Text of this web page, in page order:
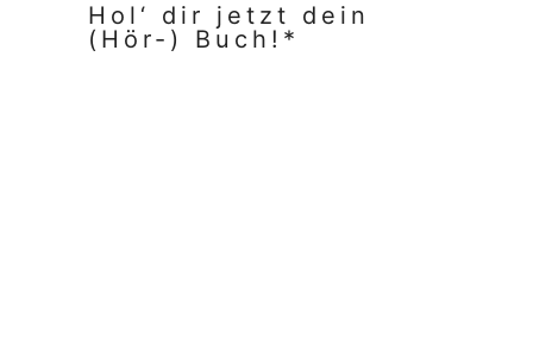
Hol‘ dir jetzt dein
(Hör-) Buch!*